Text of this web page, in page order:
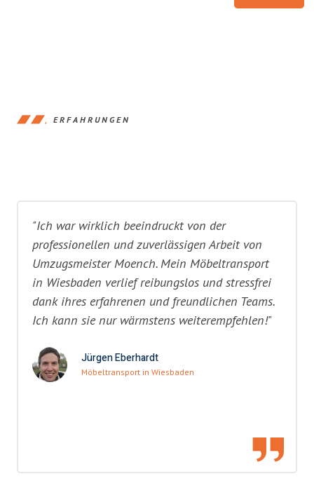
ERFAHRUNGEN
"Ich war wirklich beeindruckt von der
professionellen und zuverlässigen Arbeit von
Umzugsmeister Moench. Mein Möbeltransport
in Wiesbaden verlief reibungslos und stressfrei
dank ihres erfahrenen und freundlichen Teams.
Ich kann sie nur wärmstens weiterempfehlen!"
Jürgen Eberhardt
Möbeltransport in Wiesbaden